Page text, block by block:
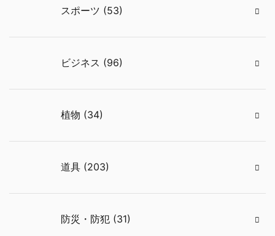
スポーツ (53)
ビジネス (96)
植物 (34)
道具 (203)
防災・防犯 (31)